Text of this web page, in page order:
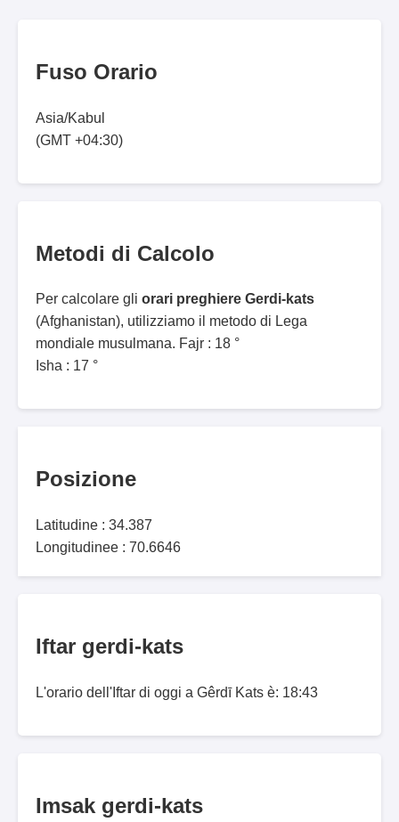
Fuso Orario
Asia/Kabul
(GMT +04:30)
Metodi di Calcolo
Per calcolare gli orari preghiere Gerdi-kats
(Afghanistan), utilizziamo il metodo di Lega
mondiale musulmana. Fajr : 18 °
Isha : 17 °
Posizione
Latitudine : 34.387
Longitudinee : 70.6646
Iftar gerdi-kats
L'orario dell'Iftar di oggi a Gêrdī Kats è: 18:43
Imsak gerdi-kats